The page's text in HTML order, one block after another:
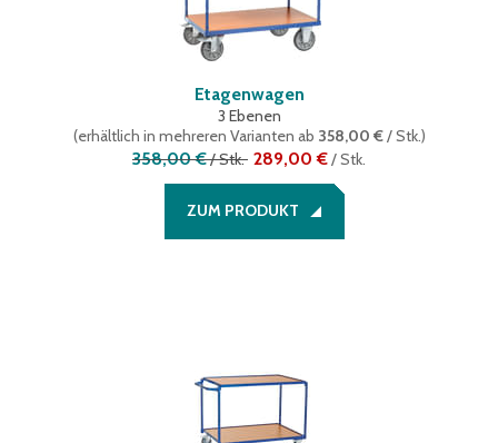
Etagenwagen
3 Ebenen
(erhältlich in mehreren Varianten ab 358,00 €/ Stk.)
358,00 €/Stk. 289,00 €/Stk.
ZUM PRODUKT